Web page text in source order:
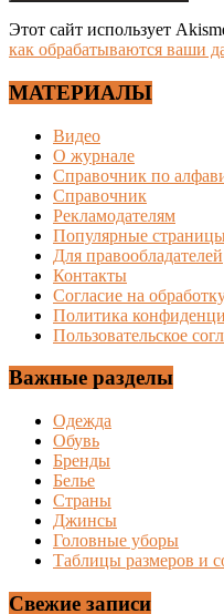
Этот сайт использует
как обрабатываются ваши
МАТЕРИАЛЫ
Видео
О журнале
Справочник по
Справочник
Рекламодателям
Популярные
Для правообладателей
Контакты
Согласие на
Политика
Пользовательское
Важные разделы
Одежда
Обувь
Бренды
Белье
Страны
Джинсы
Головные уборы
Таблицы размеров и
Свежие записи